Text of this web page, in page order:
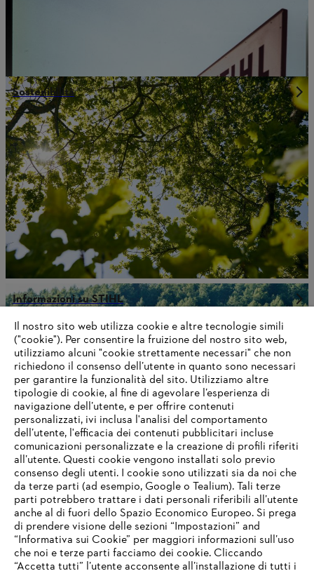
Sostenibilità
Informazioni su STIHL
Informazioni per i fornitori
I prodotti
Contatto
Carriera
Sistema Whistleblower
Il nostro sito web utilizza cookie e altre tecnologie simili
("cookie"). Per consentire la fruizione del nostro sito web,
utilizziamo alcuni "cookie strettamente necessari" che non
richiedono il consenso dell’utente in quanto sono necessari
per garantire la funzionalità del sito. Utilizziamo altre
tipologie di cookie, al fine di agevolare l’esperienza di
navigazione dell’utente, e per offrire contenuti
personalizzati, ivi inclusa l'analisi del comportamento
dell’utente, l'efficacia dei contenuti pubblicitari incluse
comunicazioni personalizzate e la creazione di profili riferiti
all’utente. Questi cookie vengono installati solo previo
consenso degli utenti. I cookie sono utilizzati sia da noi che
da terze parti (ad esempio, Google o Tealium). Tali terze
parti potrebbero trattare i dati personali riferibili all’utente
anche al di fuori dello Spazio Economico Europeo. Si prega
di prendere visione delle sezioni “Impostazioni” and
“Informativa sui Cookie” per maggiori informazioni sull’uso
che noi e terze parti facciamo dei cookie. Cliccando
“Accetta tutti” l’utente acconsente all’installazione di tutti i